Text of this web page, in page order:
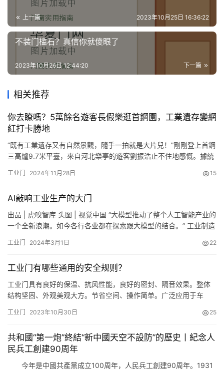
装
维
修
门
资
联
系
我
上一篇 2023年10月25日 16:36:22
不装门槛石？真信你就傻眼了
下一篇
2023年10月26日 12:44:20
相关推荐
你去瞭嗎？5萬餘名遊客長假樂逛首鋼園，工業遺存變網
紅打卡勝地
“既有工業遺存又有自然景觀，隨手一拍就是大片兒！”剛剛登上首鋼
三高爐9.7米平臺，來自河北樂亭的遊客劉振浩止不住地感慨。據統
園。 從小西門進入，首鋼極限公園的引導路標最先吸引人們的目
蔭路，再來到秀池和三高爐，遊客們舉著手機走一路拍一路，歡聲
笑…
工业门 2024年11月28日 15
AI敲响工业生产的大门
出品 | 虎嗅智库 头图 | 视觉中国 “大模型推动了整个人工智能产业的
一个全新浪潮。如今各行各业都在探索跟大模型的结合。” 工业制造
圳分公司的激光焊接设备就开始利用AI技术进行一些高端设备制
表示，“我们主要用机器视觉去判断，一些间距过大…
工业门 2024年3月1日 22
工业门有哪些通用的安全规则？
工业门具有良好的保温、抗风性能，良好的密封、隔音效果。整体
结构坚固、外观美观大方。节省空间、操作简单。广泛应用于车
有哪些需要特别注意的地方呢？下面就和无锡华夏门网来一起了解
循这些为人生安全考虑的细则，要按说明正确地使用工业门，不正
确地使用…
工业门 2023年10月30日 25
共和國“第一炮”終結“新中國天空不設防”的歷史丨紀念人
民兵工創建90周年
今年是中國共產黨成立100周年，人民兵工創建90周年。1931